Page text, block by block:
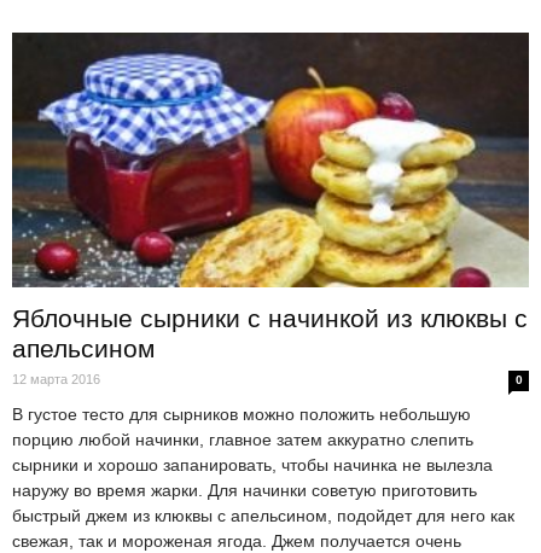
Яблочные сырники с начинкой из клюквы с
апельсином
12 марта 2016 0
В густое тесто для сырников можно положить небольшую
порцию любой начинки, главное затем аккуратно слепить
сырники и хорошо запанировать, чтобы начинка не вылезла
наружу во время жарки. Для начинки советую приготовить
быстрый джем из клюквы с апельсином, подойдет для него как
свежая, так и мороженая ягода. Джем получается очень